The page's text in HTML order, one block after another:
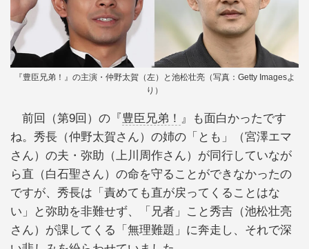
『豊臣兄弟！』の主演・仲野太賀（左）と池松壮亮（写真：Getty Imagesよ
り）
前回（第9回）の『豊臣兄弟！ 』も面白かったです
ね。秀長（仲野太賀さん）の姉の「とも」（宮澤エマ
さん）の夫・弥助（上川周作さん）が同行していなが
ら直（白石聖さん）の命を守ることができなかったの
ですが、秀長は「責めても直が戻ってくることはな
い」と弥助を非難せず、「兄者」こと秀吉（池松壮亮
さん）が課してくる「無理難題」に奔走し、それで深